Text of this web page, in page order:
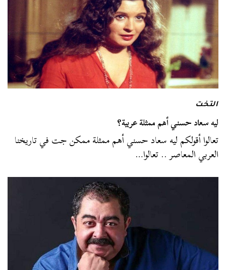
التخت
ليه سعاد حسني أهم ممثلة عربية؟
تعالوا أقولكم ليه سعاد حسني أهم ممثلة ممكن جت في تاريخنا
العربي المعاصر .. تعالوا…